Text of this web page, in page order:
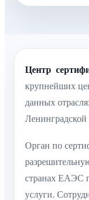
Центр
крупнейших
данных
Ленинградской
Орган по
странах ЕАЭС
услуги.